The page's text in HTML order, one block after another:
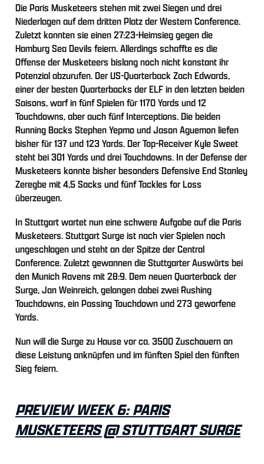
Die Paris Musketeers stehen mit zwei Siegen und drei
Niederlagen auf dem dritten Platz der Western Conference.
Zuletzt konnten sie einen 27:23-Heimsieg gegen die
Hamburg Sea Devils feiern. Allerdings schaffte es die
Offense der Musketeers bislang noch nicht konstant ihr
Potenzial abzurufen. Der US-Quarterback Zach Edwards,
einer der besten Quarterbacks der ELF in den letzten beiden
Saisons, warf in fünf Spielen für 1170 Yards und 12
Touchdowns, aber auch fünf Interceptions. Die beiden
Running Backs Stephen Yepmo und Jason Aguemon liefen
bisher für 137 und 123 Yards. Der Top-Receiver Kyle Sweet
steht bei 301 Yards und drei Touchdowns. In der Defense der
Musketeers konnte bisher besonders Defensive End Stanley
Zeregbe mit 4,5 Sacks und fünf Tackles for Loss
überzeugen.
In Stuttgart wartet nun eine schwere Aufgabe auf die Paris
Musketeers. Stuttgart Surge ist nach vier Spielen noch
ungeschlagen und steht an der Spitze der Central
Conference. Zuletzt gewannen die Stuttgarter Auswärts bei
den Munich Ravens mit 28:9. Dem neuen Quarterback der
Surge, Jan Weinreich, gelangen dabei zwei Rushing
Touchdowns, ein Passing Touchdown und 273 geworfene
Yards.
Nun will die Surge zu Hause vor ca. 3500 Zuschauern an
diese Leistung anknüpfen und im fünften Spiel den fünften
Sieg feiern.
PREVIEW WEEK 6: PARIS
MUSKETEERS @ STUTTGART SURGE